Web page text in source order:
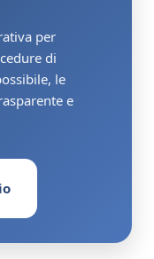
per
di
le
e